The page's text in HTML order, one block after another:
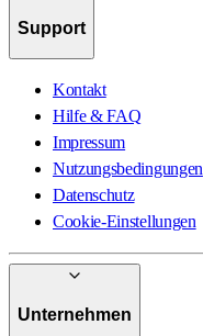
Support
Kontakt
Hilfe & FAQ
Impressum
Nutzungsbedingungen
Datenschutz
Cookie-Einstellungen
Unternehmen